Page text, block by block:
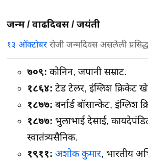
जन्म / वाढदिवस / जयंती
१३ ऑक्टोबररोजी जन्मदिवस असलेली
७०९: कोनिन, जपानी सम्राट.
१८६४: टेड टेलर, इंग्लिश क्रिकेट
१८७७: बर्नार्ड बॉसान्केट, इंग्लिश
१८७७: भुलाभाई देसाई,
स्वातंत्र्यसैनिक.
१९११: अशोक कुमार, भारतीय